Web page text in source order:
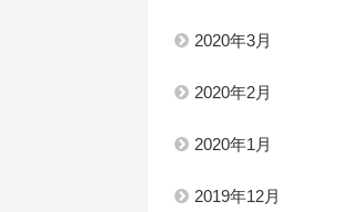
2020年3月
2020年2月
2020年1月
2019年12月